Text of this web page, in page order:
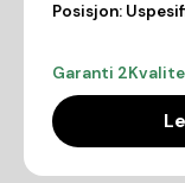
Posisjon:
Garanti 2